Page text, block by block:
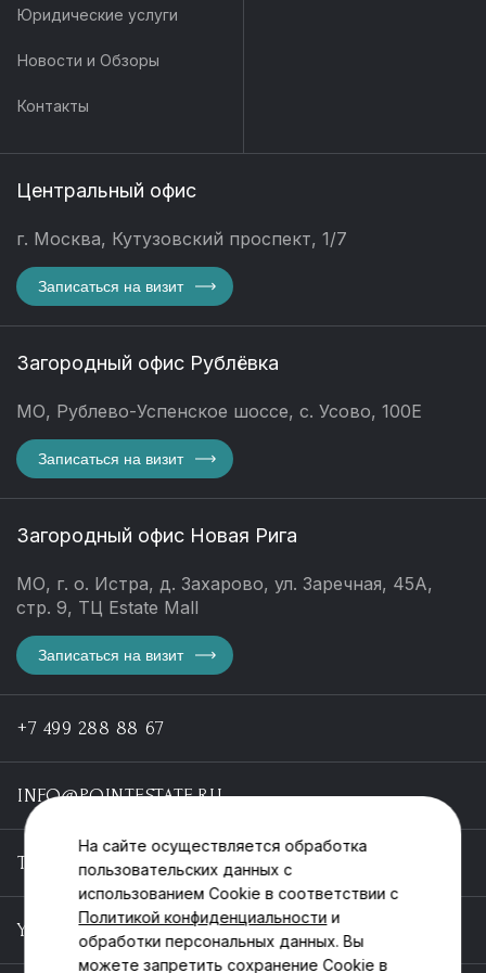
Юридические услуги
Новости и Обзоры
Контакты
Центральный офис
г. Москва, Кутузовский проспект, 1/7
Записаться на визит
Загородный офис Рублёвка
МО, Рублево-Успенское шоссе, с. Усово, 100Е
Записаться на визит
Загородный офис Новая Рига
МО, г. о. Истра, д. Захарово, ул. Заречная, 45А,
стр. 9, ТЦ Estate Mall
Записаться на визит
+7 499 288 88 67
INFO@POINTESTATE.RU
TELEGRAM
YOUTUBE
На сайте осуществляется обработка
пользовательских данных с
использованием Cookie в соответствии с
Политикой конфиденциальности и
обработки персональных данных. Вы
можете запретить сохранение Cookie в